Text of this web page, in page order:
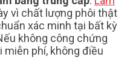
vì chất lượng phôi thật
xác minh tại bất kỳ
không công chứng
phí, không điều